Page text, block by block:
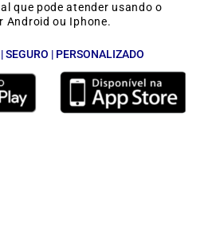
que pode atender usando o
Android ou Iphone.
SEGURO | PERSONALIZADO